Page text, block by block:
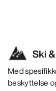
Ski
Med
beskyttelse